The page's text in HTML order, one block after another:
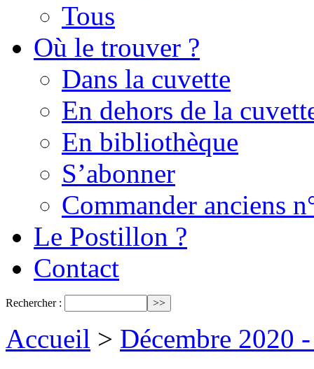
Tous
Où le trouver ?
Dans la cuvette
En dehors de la
En bibliothèque
S’abonner
Commander anciens
Le Postillon ?
Contact
Rechercher :
Accueil > Décembre 2020